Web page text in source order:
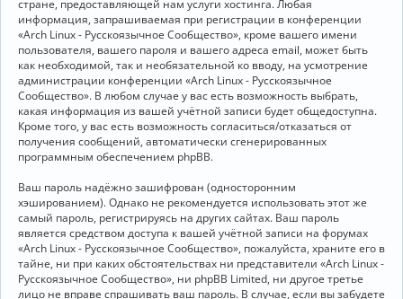
стране, предоставляющей нам услуги хостинга. Любая
информация, запрашиваемая при регистрации в конференции
«Arch Linux - Русскоязычное Сообщество», кроме вашего имени
пользователя, вашего пароля и вашего адреса email, может быть
как необходимой, так и необязательной ко вводу, на усмотрение
администрации конференции «Arch Linux - Русскоязычное
Сообщество». В любом случае у вас есть возможность выбрать,
какая информация из вашей учётной записи будет общедоступна.
Кроме того, у вас есть возможность согласиться/отказаться от
получения сообщений, автоматически сгенерированных
программным обеспечением phpBB.
Ваш пароль надёжно зашифрован (односторонним
хэшированием). Однако не рекомендуется использовать этот же
самый пароль, регистрируясь на других сайтах. Ваш пароль
является средством доступа к вашей учётной записи на форумах
«Arch Linux - Русскоязычное Сообщество», пожалуйста, храните его в
тайне, ни при каких обстоятельствах ни представители «Arch Linux -
Русскоязычное Сообщество», ни phpBB Limited, ни другое третье
лицо не вправе спрашивать ваш пароль. В случае, если вы забудете